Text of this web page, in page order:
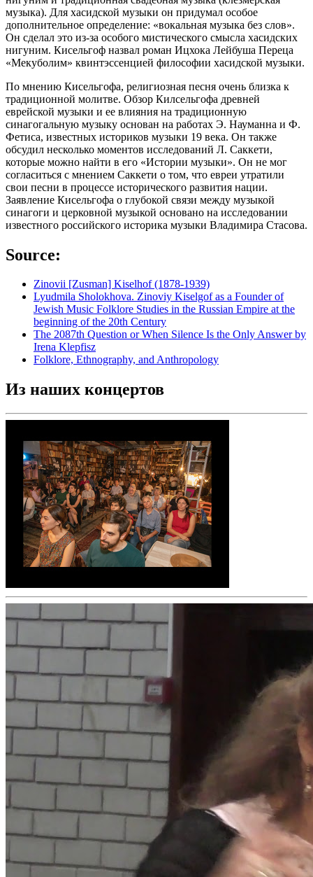
музыка). Для хасидской музыки он придумал особое
дополнительное определение: «вокальная музыка без слов».
Он сделал это из-за особого мистического смысла хасидских
нигуним. Кисельгоф назвал роман Ицхока Лейбуша Переца
«Мекуболим» квинтэссенцией философии хасидской музыки.
По мнению Кисельгофа, религиозная песня очень близка к
традиционной молитве. Обзор Килсельгофа древней
еврейской музыки и ее влияния на традиционную
синагогальную музыку основан на работах Э. Науманна и Ф.
Фетиса, известных историков музыки 19 века. Он также
обсудил несколько моментов исследований Л. Саккети,
которые можно найти в его «Истории музыки». Он не мог
согласиться с мнением Саккети о том, что евреи утратили
свои песни в процессе исторического развития нации.
Заявление Кисельгофа о глубокой связи между музыкой
синагоги и церковной музыкой основано на исследовании
известного российского историка музыки Владимира Стасова.
Source:
Zinovii [Zusman] Kiselhof (1878-1939)
Lyudmila Sholokhova. Zinoviy Kiselgof as a Founder of
Jewish Music Folklore Studies in the Russian Empire at the
beginning of the 20th Century
The 2087th Question or When Silence Is the Only Answer by
Irena Klepfisz
Folklore, Ethnography, and Anthropology
Из наших концертов